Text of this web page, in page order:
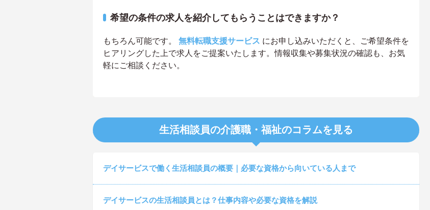
希望の条件の求人を紹介してもらうことはできますか？
もちろん可能です。 無料転職支援サービス にお申し込みいただくと、ご希望条件を
ヒアリングした上で求人をご提案いたします。情報収集や募集状況の確認も、お気
軽にご相談ください。
生活相談員の介護職・福祉のコラムを見る
デイサービスで働く生活相談員の概要｜必要な資格から向いている人まで
デイサービスの生活相談員とは？仕事内容や必要な資格を解説